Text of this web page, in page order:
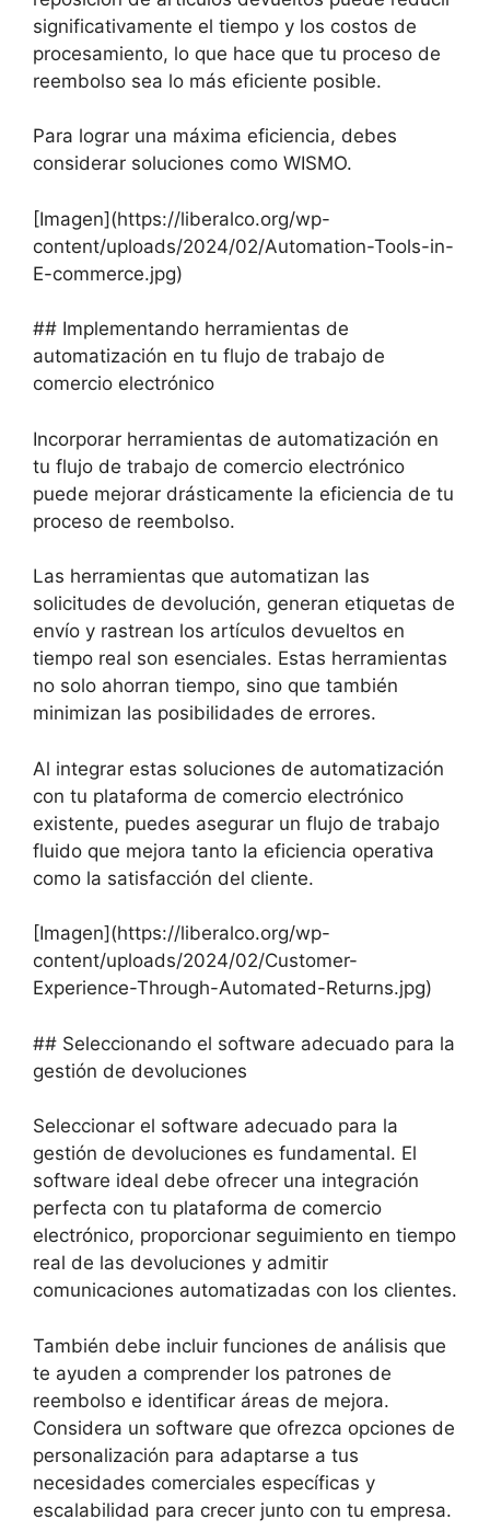
significativamente el tiempo y los costos de
procesamiento, lo que hace que tu proceso de
reembolso sea lo más eficiente posible.
Para lograr una máxima eficiencia, debes
considerar soluciones como WISMO.
[Imagen](https://liberalco.org/wp-
content/uploads/2024/02/Automation-Tools-in-
E-commerce.jpg)
## Implementando herramientas de
automatización en tu flujo de trabajo de
comercio electrónico
Incorporar herramientas de automatización en
tu flujo de trabajo de comercio electrónico
puede mejorar drásticamente la eficiencia de tu
proceso de reembolso.
Las herramientas que automatizan las
solicitudes de devolución, generan etiquetas de
envío y rastrean los artículos devueltos en
tiempo real son esenciales. Estas herramientas
no solo ahorran tiempo, sino que también
minimizan las posibilidades de errores.
Al integrar estas soluciones de automatización
con tu plataforma de comercio electrónico
existente, puedes asegurar un flujo de trabajo
fluido que mejora tanto la eficiencia operativa
como la satisfacción del cliente.
[Imagen](https://liberalco.org/wp-
content/uploads/2024/02/Customer-
Experience-Through-Automated-Returns.jpg)
## Seleccionando el software adecuado para la
gestión de devoluciones
Seleccionar el software adecuado para la
gestión de devoluciones es fundamental. El
software ideal debe ofrecer una integración
perfecta con tu plataforma de comercio
electrónico, proporcionar seguimiento en tiempo
real de las devoluciones y admitir
comunicaciones automatizadas con los clientes.
También debe incluir funciones de análisis que
te ayuden a comprender los patrones de
reembolso e identificar áreas de mejora.
Considera un software que ofrezca opciones de
personalización para adaptarse a tus
necesidades comerciales específicas y
escalabilidad para crecer junto con tu empresa.